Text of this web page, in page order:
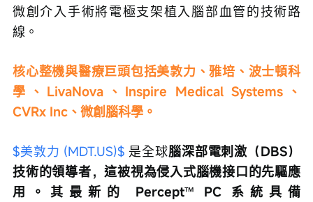
微創介入手術將電極支架植入腦部血管的技術路
線。
核心整機與醫療巨頭包括美敦力、雅培、波士頓科
學、LivaNova、Inspire Medical Systems、
CVRx Inc、微創腦科學。
$美敦力 (MDT.US)$ 是全球腦深部電刺激（DBS）
技術的領導者，這被視為侵入式腦機接口的先驅應
用。其最新的 Percept™️ PC 系統具備